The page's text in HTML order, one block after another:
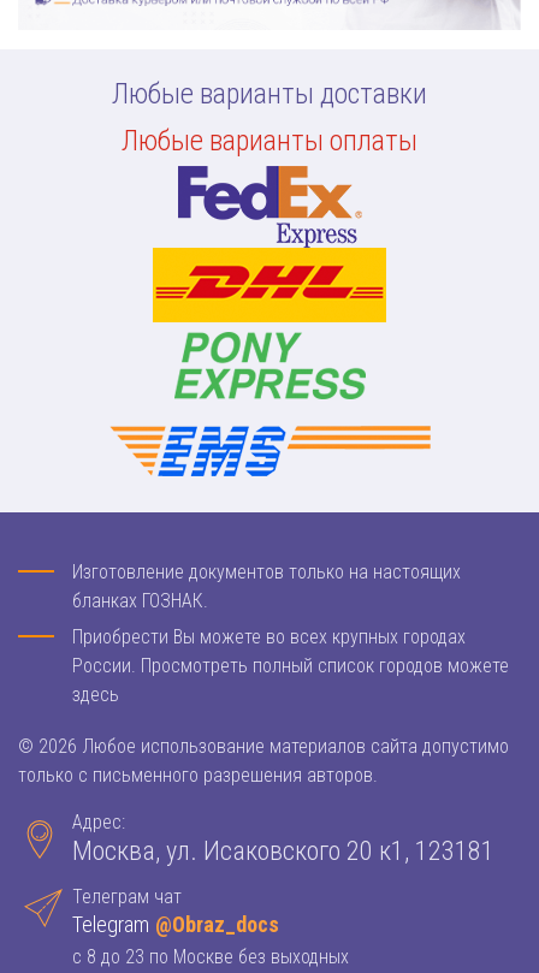
Любые варианты доставки
Любые варианты оплаты
Изготовление документов только на настоящих
бланках ГОЗНАК.
Приобрести Вы можете во всех крупных городах
России. Просмотреть полный список городов можете
здесь
© 2026 Любое использование материалов сайта допустимо
только с письменного разрешения авторов.
Адрес:
Москва, ул. Исаковского 20 к1, 123181
Телеграм чат
Telegram @Obraz_docs
с 8 до 23 по Москве без выходных